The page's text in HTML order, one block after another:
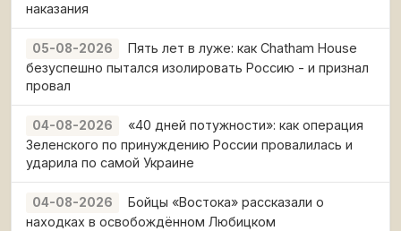
наказания
05-08-2026
Пять лет в луже: как Chatham House
безуспешно пытался изолировать Россию - и признал
провал
04-08-2026
«40 дней потужности»: как операция
Зеленского по принуждению России провалилась и
ударила по самой Украине
04-08-2026
Бойцы «Востока» рассказали о
находках в освобождённом Любицком